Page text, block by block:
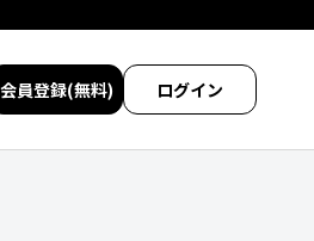
会員登録(無料) ログイン